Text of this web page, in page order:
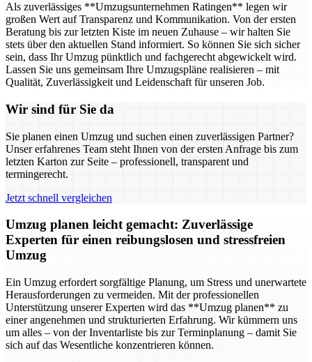
Als zuverlässiges **Umzugsunternehmen Ratingen** legen wir
großen Wert auf Transparenz und Kommunikation. Von der ersten
Beratung bis zur letzten Kiste im neuen Zuhause – wir halten Sie
stets über den aktuellen Stand informiert. So können Sie sich sicher
sein, dass Ihr Umzug pünktlich und fachgerecht abgewickelt wird.
Lassen Sie uns gemeinsam Ihre Umzugspläne realisieren – mit
Qualität, Zuverlässigkeit und Leidenschaft für unseren Job.
Wir sind für Sie da
Sie planen einen Umzug und suchen einen zuverlässigen Partner?
Unser erfahrenes Team steht Ihnen von der ersten Anfrage bis zum
letzten Karton zur Seite – professionell, transparent und
termingerecht.
Jetzt schnell vergleichen
Umzug planen leicht gemacht: Zuverlässige
Experten für einen reibungslosen und stressfreien
Umzug
Ein Umzug erfordert sorgfältige Planung, um Stress und unerwartete
Herausforderungen zu vermeiden. Mit der professionellen
Unterstützung unserer Experten wird das **Umzug planen** zu
einer angenehmen und strukturierten Erfahrung. Wir kümmern uns
um alles – von der Inventarliste bis zur Terminplanung – damit Sie
sich auf das Wesentliche konzentrieren können.